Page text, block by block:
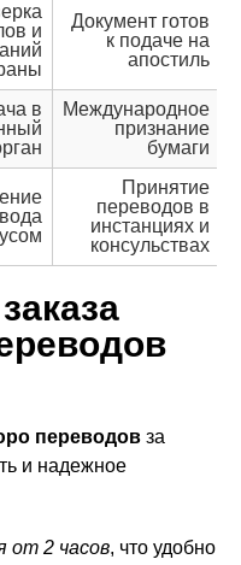
и
Документ готов
к подаче на
апостиль
в
Международное
признание
бумаги
Принятие
переводов в
инстанциях и
консульствах
переводов за
и надежное
от 2 часов, что удобно